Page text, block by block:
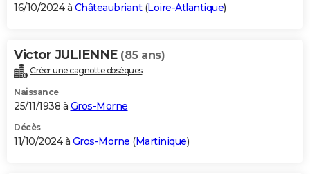
16/10/2024 à Châteaubriant(Loire-Atlantique)
Victor JULIENNE (85 ans)
Créer une cagnotte obsèques
Naissance
25/11/1938 à Gros-Morne
Décès
11/10/2024 à Gros-Morne (Martinique)